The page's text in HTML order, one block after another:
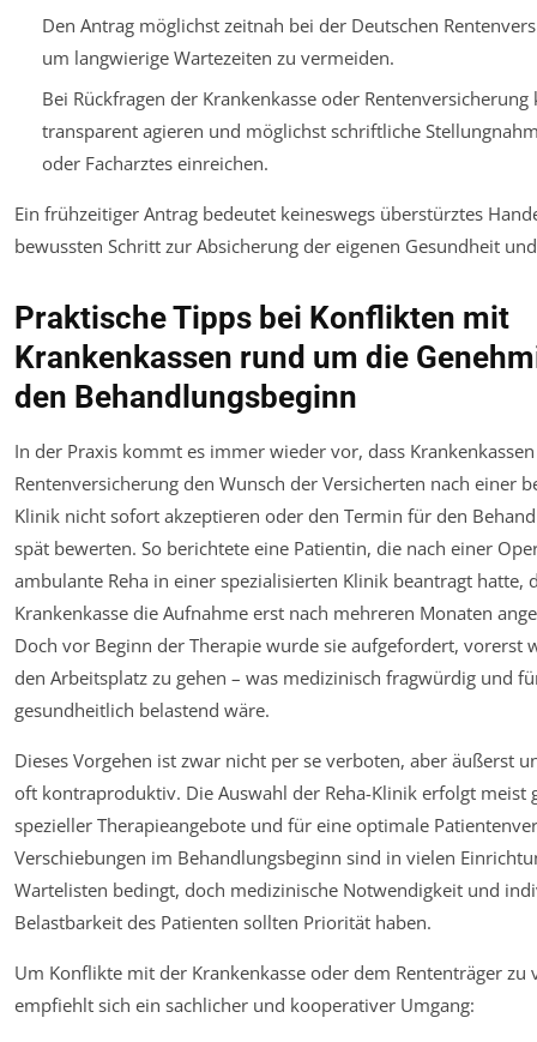
Den Antrag möglichst zeitnah bei der Deutschen
um langwierige Wartezeiten zu vermeiden.
Bei Rückfragen der Krankenkasse oder
transparent agieren und möglichst schriftliche
oder Facharztes einreichen.
Ein frühzeitiger Antrag bedeutet keineswegs überstürztes
bewussten Schritt zur Absicherung der eigenen Gesundheit
Praktische Tipps bei Konflikten mit
Krankenkassen rund um die
den Behandlungsbeginn
In der Praxis kommt es immer wieder vor, dass
Rentenversicherung den Wunsch der Versicherten nach einer
Klinik nicht sofort akzeptieren oder den Termin für den
spät bewerten. So berichtete eine Patientin, die nach einer
ambulante Reha in einer spezialisierten Klinik beantragt hatte,
Krankenkasse die Aufnahme erst nach mehreren Monaten
Doch vor Beginn der Therapie wurde sie aufgefordert, vorerst
den Arbeitsplatz zu gehen – was medizinisch fragwürdig und
gesundheitlich belastend wäre.
Dieses Vorgehen ist zwar nicht per se verboten, aber äußerst
oft kontraproduktiv. Die Auswahl der Reha-Klinik erfolgt meist
spezieller Therapieangebote und für eine optimale
Verschiebungen im Behandlungsbeginn sind in vielen
Wartelisten bedingt, doch medizinische Notwendigkeit und
Belastbarkeit des Patienten sollten Priorität haben.
Um Konflikte mit der Krankenkasse oder dem Rententräger zu
empfiehlt sich ein sachlicher und kooperativer Umgang: